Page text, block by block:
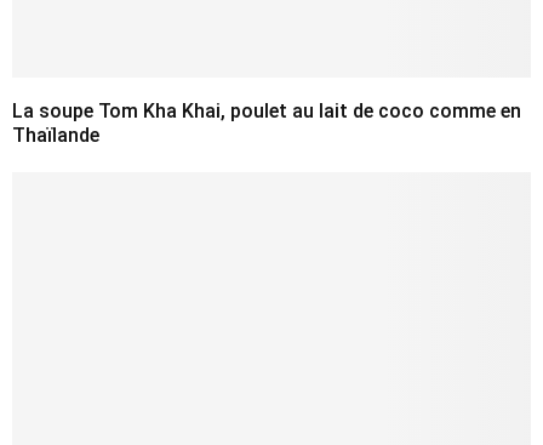
La soupe Tom Kha Khai, poulet au lait de coco comme en
Thaïlande